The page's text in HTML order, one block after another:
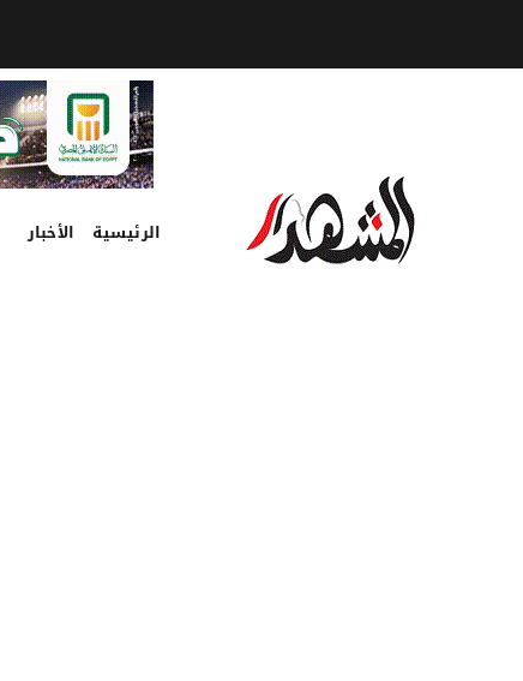
الرئيسية الأخبار